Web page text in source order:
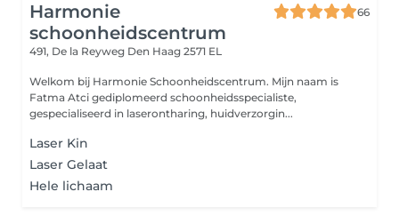
Harmonie
schoonheidscentrum
66
491, De la Reyweg Den Haag 2571 EL
Welkom bij Harmonie Schoonheidscentrum. Mijn naam is
Fatma Atci gediplomeerd schoonheidsspecialiste,
gespecialiseerd in laserontharing, huidverzorgin...
Laser Kin
Laser Gelaat
Hele lichaam